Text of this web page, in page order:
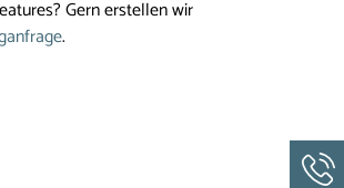
Gern erstellen wir
.